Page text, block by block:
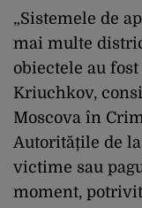
„Sistemele de
mai multe
obiectele au fost
Kriuchkov,
Moscova în
Autoritățile de
victime sau
moment, potrivit